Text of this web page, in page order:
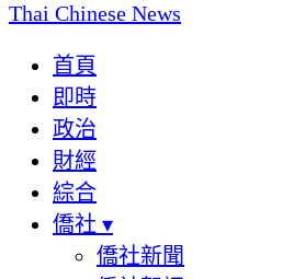
Thai Chinese News
首頁
即時
政治
財經
綜合
僑社 ▾
僑社新聞